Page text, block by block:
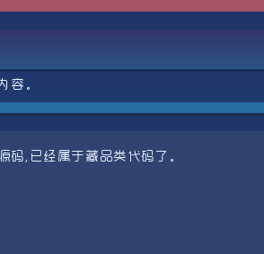
容。
码,已经属于藏品类代码了。